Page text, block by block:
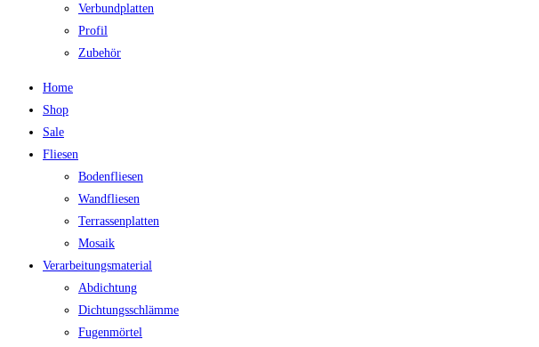
Verbundplatten
Profil
Zubehör
Home
Shop
Sale
Fliesen
Bodenfliesen
Wandfliesen
Terrassenplatten
Mosaik
Verarbeitungsmaterial
Abdichtung
Dichtungsschlämme
Fugenmörtel